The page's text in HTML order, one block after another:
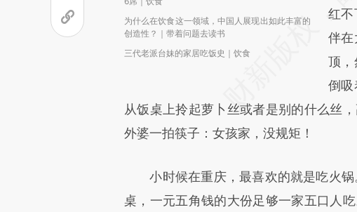
为什么在饮食这一领域，中国人展现出如此丰富的
创造性？｜带着问题去读书
三代老派台妹的家居吃饭史｜饮食
而成
财
比对
红
伴
顶
倒
从饭桌上拎起萝卜丝或者是别的什么丝
外婆一拍筷子：女孩家，没规矩！
小时候在重庆，最喜欢的就是吃火锅
桌，一元五角钱的大份足够一家五口人